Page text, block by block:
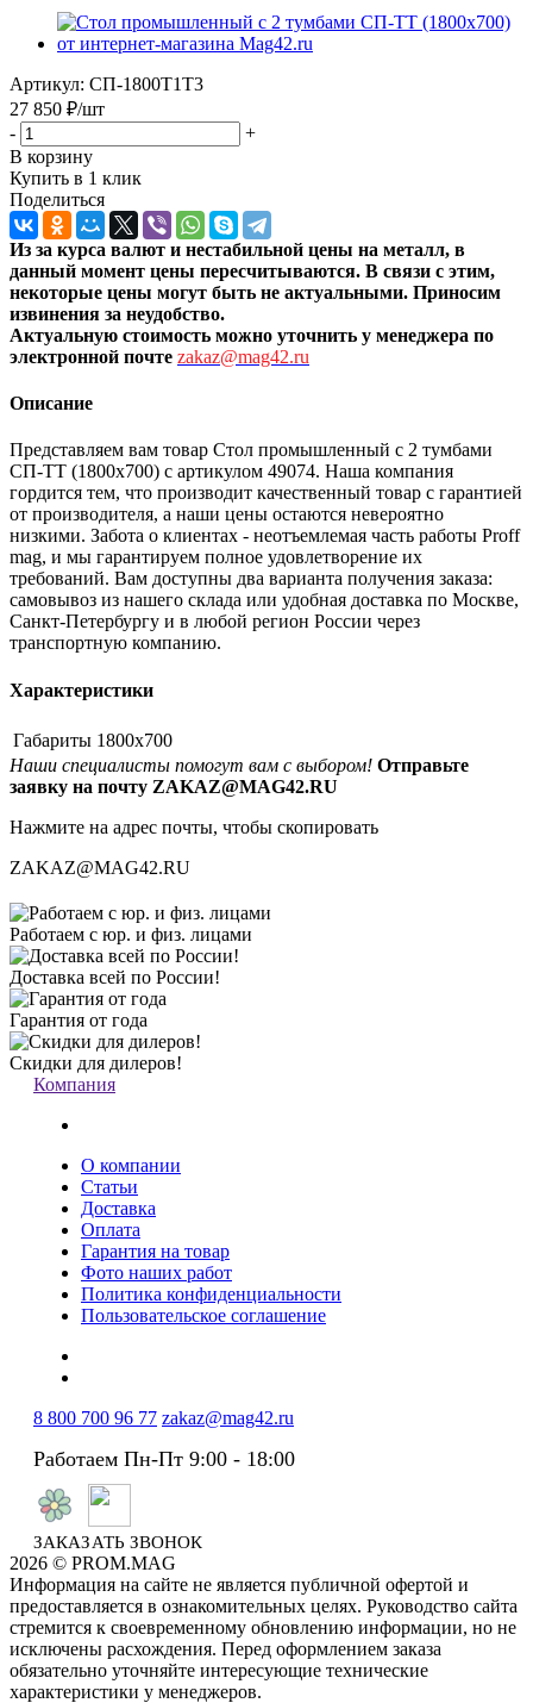
Артикул: СП-1800Т1Т3
27 850 ₽/шт
-
+
В корзину
Купить в 1 клик
Поделиться
Из за курса валют и нестабильной цены на металл, в
данный момент цены пересчитываются. В связи с этим,
некоторые цены могут быть не актуальными. Приносим
извинения за неудобство.
Актуальную стоимость можно уточнить у менеджера по
электронной почте zakaz@mag42.ru
Описание
Представляем вам товар Стол промышленный с 2 тумбами
СП-ТТ (1800x700) с артикулом 49074. Наша компания
гордится тем, что производит качественный товар с гарантией
от производителя, а наши цены остаются невероятно
низкими. Забота о клиентах - неотъемлемая часть работы Proff
mag, и мы гарантируем полное удовлетворение их
требований. Вам доступны два варианта получения заказа:
самовывоз из нашего склада или удобная доставка по Москве,
Санкт-Петербургу и в любой регион России через
транспортную компанию.
Характеристики
Габариты 1800x700
Наши специалисты помогут вам с выбором! Отправьте
заявку на почту ZAKAZ@MAG42.RU
Нажмите на адрес почты, чтобы скопировать
ZAKAZ@MAG42.RU
Работаем с юр. и физ. лицами
Доставка всей по России!
Гарантия от года
Скидки для дилеров!
Компания
О компании
Статьи
Доставка
Оплата
Гарантия на товар
Фото наших работ
Политика конфиденциальности
Пользовательское соглашение
8 800 700 96 77 zakaz@mag42.ru
Работаем Пн-Пт 9:00 - 18:00
ЗАКАЗАТЬ ЗВОНОК
2026 © PROM.MAG
Информация на сайте не является публичной офертой и
предоставляется в ознакомительных целях. Руководство сайта
стремится к своевременному обновлению информации, но не
исключены расхождения. Перед оформлением заказа
обязательно уточняйте интересующие технические
характеристики у менеджеров.